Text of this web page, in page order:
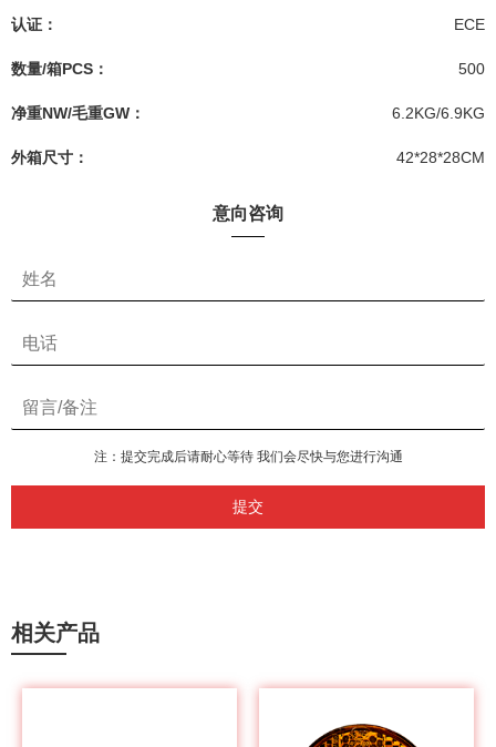
认证： ECE
数量/箱PCS： 500
净重NW/毛重GW： 6.2KG/6.9KG
外箱尺寸： 42*28*28CM
意向咨询
提交
注：提交完成后请耐心等待 我们会尽快与您进行沟通
相关产品